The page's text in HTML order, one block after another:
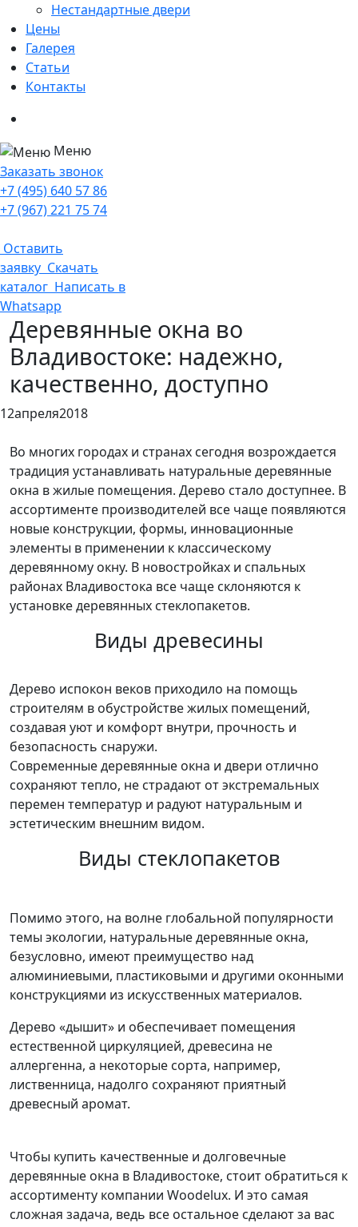
Нестандартные двери
Цены
Галерея
Статьи
Контакты
Меню
Заказать звонок
+7 (495) 640 57 86
+7 (967) 221 75 74
Оставить
заявку Скачать
каталог Написать в
Whatsapp
Деревянные окна во
Владивостоке: надежно,
качественно, доступно
12апреля2018
Во многих городах и странах сегодня возрождается
традиция устанавливать натуральные деревянные
окна в жилые помещения. Дерево стало доступнее. В
ассортименте производителей все чаще появляются
новые конструкции, формы, инновационные
элементы в применении к классическому
деревянному окну. В новостройках и спальных
районах Владивостока все чаще склоняются к
установке деревянных стеклопакетов.
Виды древесины
Дерево испокон веков приходило на помощь
строителям в обустройстве жилых помещений,
создавая уют и комфорт внутри, прочность и
безопасность снаружи.
Современные деревянные окна и двери отлично
сохраняют тепло, не страдают от экстремальных
перемен температур и радуют натуральным и
эстетическим внешним видом.
Виды стеклопакетов
Помимо этого, на волне глобальной популярности
темы экологии, натуральные деревянные окна,
безусловно, имеют преимущество над
алюминиевыми, пластиковыми и другими оконными
конструкциями из искусственных материалов.
Дерево «дышит» и обеспечивает помещения
естественной циркуляцией, древесина не
аллергенна, а некоторые сорта, например,
лиственница, надолго сохраняют приятный
древесный аромат.
Чтобы купить качественные и долговечные
деревянные окна в Владивостоке, стоит обратиться к
ассортименту компании Woodelux. И это самая
сложная задача, ведь все остальное сделают за вас